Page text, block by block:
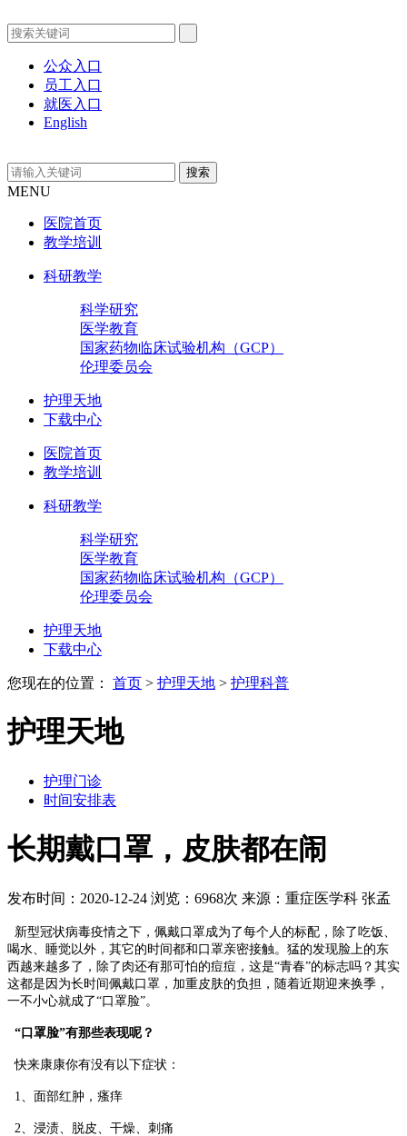
公众入口
员工入口
就医入口
English
MENU
医院首页
教学培训
科研教学
科学研究
医学教育
国家药物临床试验机构（GCP）
伦理委员会
护理天地
下载中心
医院首页
教学培训
科研教学
科学研究
医学教育
国家药物临床试验机构（GCP）
伦理委员会
护理天地
下载中心
您现在的位置： 首页 > 护理天地 > 护理科普
护理天地
护理门诊
时间安排表
长期戴口罩，皮肤都在闹
发布时间：2020-12-24 浏览：6968次 来源：重症医学科 张孟
新型冠状病毒疫情之下，佩戴口罩成为了每个人的标配，除了吃饭、
喝水、睡觉以外，其它的时间都和口罩亲密接触。猛的发现脸上的东
西越来越多了，除了肉还有那可怕的痘痘，这是“青春”的标志吗？其实
这都是因为长时间佩戴口罩，加重皮肤的负担，随着近期迎来换季，
一不小心就成了“口罩脸”。
“口罩脸”有那些表现呢？
快来康康你有没有以下症状：
1、面部红肿，瘙痒
2、浸渍、脱皮、干燥、刺痛